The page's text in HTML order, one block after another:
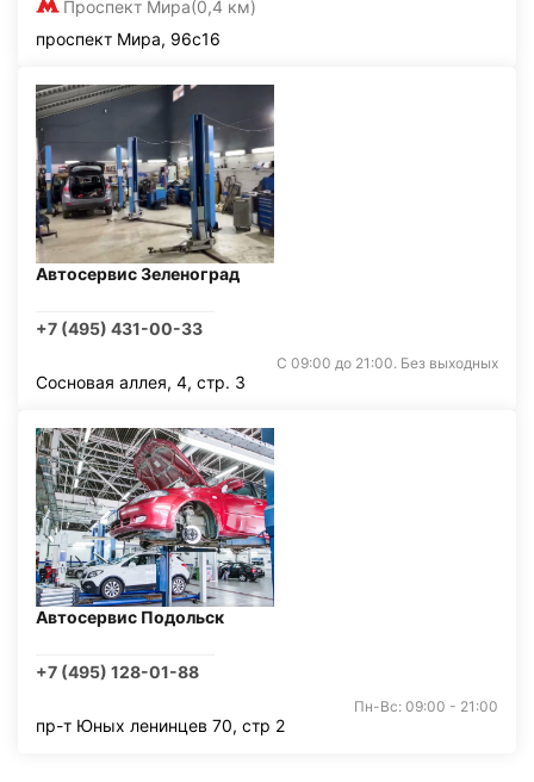
Проспект Мира(0,4 км)
проспект Мира, 96с16
Автосервис Зеленоград
+7 (495) 431-00-33
С 09:00 до 21:00. Без выходных
Сосновая аллея, 4, стр. 3
Автосервис Подольск
+7 (495) 128-01-88
Пн-Вс: 09:00 - 21:00
пр-т Юных ленинцев 70, стр 2